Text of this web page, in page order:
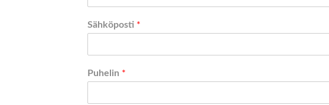
Sähköposti *
Puhelin *